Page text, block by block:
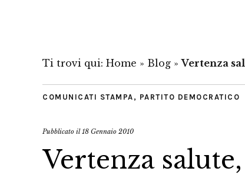
Ti trovi qui: Home » Blog »Vertenza
COMUNICATI STAMPA , PARTITO DEMOCRATICO
Pubblicato il18 Gennaio 2010
Vertenza